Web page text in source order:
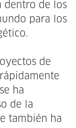
dentro de los
para los
de
ha
de la
también ha